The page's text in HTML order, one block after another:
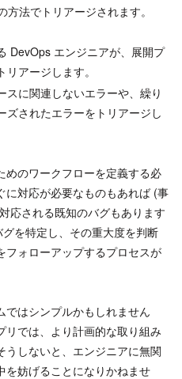
法でトリアージされます。
DevOps エンジニアが、展開プ
アージします。
スに関連しないエラーや、繰り
ズされたエラーをトリアージし
めのワークフローを定義する必
に対応が必要なものもあれば (事
応される既知のバグもあります
を特定し、その重大度を判断
フォローアップするプロセスが
ではシンプルかもしれません
では、より計画的な取り組み
しないと、エンジニアに無関
を妨げることになりかねませ